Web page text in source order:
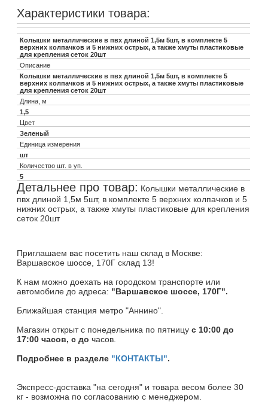
Характеристики товара:
Колышки металлические в пвх длиной 1,5м 5шт, в комплекте 5
верхних колпачков и 5 нижних острых, а также хмуты пластиковые
для крепления сеток 20шт
Описание
Колышки металлические в пвх длиной 1,5м 5шт, в комплекте 5
верхних колпачков и 5 нижних острых, а также хмуты пластиковые
для крепления сеток 20шт
Длина, м
1,5
Цвет
Зеленый
Единица измерения
шт
Количество шт. в уп.
5
Детальнее про товар: Колышки металлические в
пвх длиной 1,5м 5шт, в комплекте 5 верхних колпачков и 5
нижних острых, а также хмуты пластиковые для крепления
сеток 20шт
Приглашаем вас посетить наш склад в Москве:
Варшавское шоссе, 170Г склад 13!
К нам можно доехать на городском транспорте или
автомобиле до адреса: "Варшавское шоссе, 170Г".
Ближайшая станция метро "Аннино".
Магазин открыт c понедельника по пятницу с 10:00 до
17:00 часов, с до часов.
Подробнее в разделе "КОНТАКТЫ".
Экспресс-доставка "на сегодня" и товара весом более 30
кг - возможна по согласованию с менеджером.